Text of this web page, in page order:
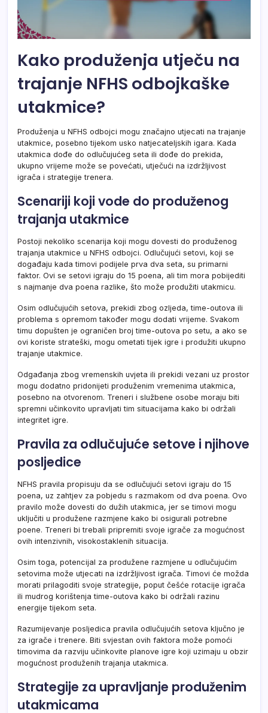
Kako produženja utječu na
trajanje NFHS odbojkaške
utakmice?
Produženja u NFHS odbojci mogu značajno utjecati na trajanje
utakmice, posebno tijekom usko natjecateljskih igara. Kada
utakmica dođe do odlučujućeg seta ili dođe do prekida,
ukupno vrijeme može se povećati, utječući na izdržljivost
igrača i strategije trenera.
Scenariji koji vode do produženog
trajanja utakmice
Postoji nekoliko scenarija koji mogu dovesti do produženog
trajanja utakmice u NFHS odbojci. Odlučujući setovi, koji se
događaju kada timovi podijele prva dva seta, su primarni
faktor. Ovi se setovi igraju do 15 poena, ali tim mora pobijediti
s najmanje dva poena razlike, što može produžiti utakmicu.
Osim odlučujućih setova, prekidi zbog ozljeda, time-outova ili
problema s opremom također mogu dodati vrijeme. Svakom
timu dopušten je ograničen broj time-outova po setu, a ako se
ovi koriste strateški, mogu ometati tijek igre i produžiti ukupno
trajanje utakmice.
Odgađanja zbog vremenskih uvjeta ili prekidi vezani uz prostor
mogu dodatno pridonijeti produženim vremenima utakmica,
posebno na otvorenom. Treneri i službene osobe moraju biti
spremni učinkovito upravljati tim situacijama kako bi održali
integritet igre.
Pravila za odlučujuće setove i njihove
posljedice
NFHS pravila propisuju da se odlučujući setovi igraju do 15
poena, uz zahtjev za pobjedu s razmakom od dva poena. Ovo
pravilo može dovesti do dužih utakmica, jer se timovi mogu
uključiti u produžene razmjene kako bi osigurali potrebne
poene. Treneri bi trebali pripremiti svoje igrače za mogućnost
ovih intenzivnih, visokostaklenih situacija.
Osim toga, potencijal za produžene razmjene u odlučujućim
setovima može utjecati na izdržljivost igrača. Timovi će možda
morati prilagoditi svoje strategije, poput češće rotacije igrača
ili mudrog korištenja time-outova kako bi održali razinu
energije tijekom seta.
Razumijevanje posljedica pravila odlučujućih setova ključno je
za igrače i trenere. Biti svjestan ovih faktora može pomoći
timovima da razviju učinkovite planove igre koji uzimaju u obzir
mogućnost produženih trajanja utakmica.
Strategije za upravljanje produženim
utakmicama